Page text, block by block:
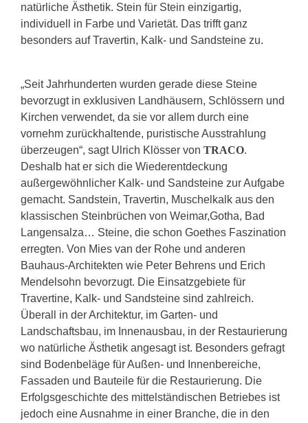
natürliche Ästhetik. Stein für Stein einzigartig,
individuell in Farbe und Varietät. Das trifft ganz
besonders auf Travertin, Kalk- und Sandsteine zu.
„Seit Jahrhunderten wurden gerade diese Steine
bevorzugt in exklusiven Landhäusern, Schlössern und
Kirchen verwendet, da sie vor allem durch eine
vornehm zurückhaltende, puristische Ausstrahlung
überzeugen“, sagt Ulrich Klösser von TRACO.
Deshalb hat er sich die Wiederentdeckung
außergewöhnlicher Kalk- und Sandsteine zur Aufgabe
gemacht. Sandstein, Travertin, Muschelkalk aus den
klassischen Steinbrüchen von Weimar,Gotha, Bad
Langensalza… Steine, die schon Goethes Faszination
erregten. Von Mies van der Rohe und anderen
Bauhaus-Architekten wie Peter Behrens und Erich
Mendelsohn bevorzugt. Die Einsatzgebiete für
Travertine, Kalk- und Sandsteine sind zahlreich.
Überall in der Architektur, im Garten- und
Landschaftsbau, im Innenausbau, in der Restaurierung
wo natürliche Ästhetik angesagt ist. Besonders gefragt
sind Bodenbeläge für Außen- und Innenbereiche,
Fassaden und Bauteile für die Restaurierung. Die
Erfolgsgeschichte des mittelständischen Betriebes ist
jedoch eine Ausnahme in einer Branche, die in den